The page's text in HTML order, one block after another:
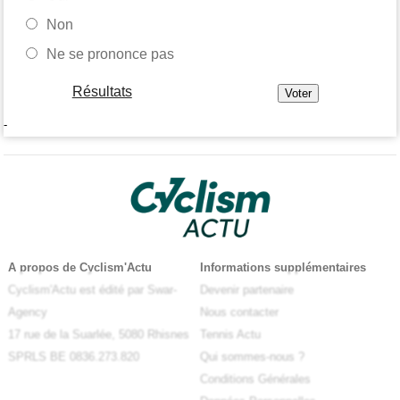
Non
Ne se prononce pas
Résultats
-
A propos de Cyclism'Actu
Cyclism'Actu est édité par Swar-
Agency
17 rue de la Suarlée, 5080 Rhisnes
SPRLS BE 0836.273.820
Informations supplémentaires
Devenir partenaire
Nous contacter
Tennis Actu
Qui sommes-nous ?
Conditions Générales